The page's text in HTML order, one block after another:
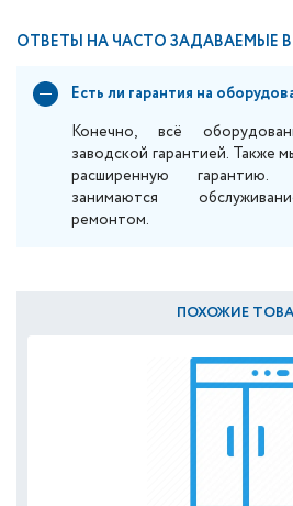
ОТВЕТЫ НА ЧАСТО ЗАДАВАЕМЫЕ
Есть ли гарантия на
Конечно, всё
заводской гарантией. Также
расширенную
занимаются
ремонтом.
ПОХОЖИЕ